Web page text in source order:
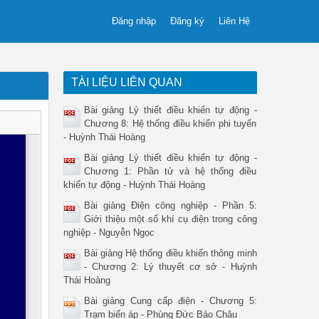
Liên Hệ
Đăng ký
Đăng nhập
TÀI LIỆU LIÊN QUAN
Bài giảng Lý thiết điều khiển tự động -
Chương 8: Hệ thống điều khiển phi tuyến
- Huỳnh Thái Hoàng
Bài giảng Lý thiết điều khiển tự động -
Chương 1: Phần tử và hệ thống điều
khiển tự động - Huỳnh Thái Hoàng
Bài giảng Điện công nghiệp - Phần 5:
Giới thiệu một số khí cụ điện trong công
nghiệp - Nguyễn Ngọc
Bài giảng Hệ thống điều khiển thông minh
- Chương 2: Lý thuyết cơ sở - Huỳnh
Thái Hoàng
Bài giảng Cung cấp điện - Chương 5:
Trạm biến áp - Phùng Đức Bảo Châu